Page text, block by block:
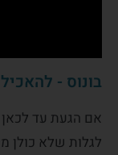
בונוס -
אם הגעת עד לכאן
לגלות שלא כולן